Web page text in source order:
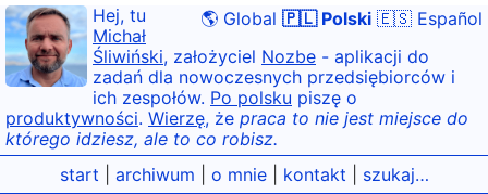
🌎 Global 🇵🇱 Polski 🇪🇸 Español
Hej, tu
Michał
Śliwiński, założyciel Nozbe - aplikacji do
zadań dla nowoczesnych przedsiębiorców i
ich zespołów. Po polsku piszę o
produktywności. Wierzę, że praca to nie jest miejsce do
którego idziesz, ale to co robisz.
start
archiwum o mnie| kontakt szukaj…